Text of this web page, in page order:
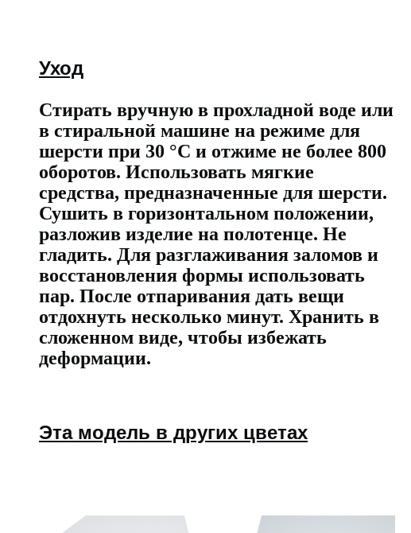
Уход
Стирать вручную в прохладной воде или
в стиральной машине на режиме для
шерсти при 30 °C и отжиме не более 800
оборотов. Использовать мягкие
средства, предназначенные для шерсти.
Сушить в горизонтальном положении,
разложив изделие на полотенце. Не
гладить. Для разглаживания заломов и
восстановления формы использовать
пар. После отпаривания дать вещи
отдохнуть несколько минут. Хранить в
сложенном виде, чтобы избежать
деформации.
Эта модель в других цветах